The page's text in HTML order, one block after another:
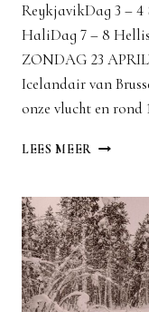
ReykjavikDag 3 – 4
HaliDag 7 – 8
ZONDAG 23
Icelandair van
onze vlucht en rond
LEES MEER IJSLAND